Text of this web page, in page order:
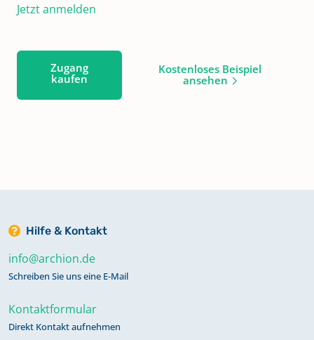
Jetzt anmelden
Zugang
kaufen
Kostenloses Beispiel
ansehen
Hilfe & Kontakt
info@archion.de
Schreiben Sie uns eine E-Mail
Kontaktformular
Direkt Kontakt aufnehmen